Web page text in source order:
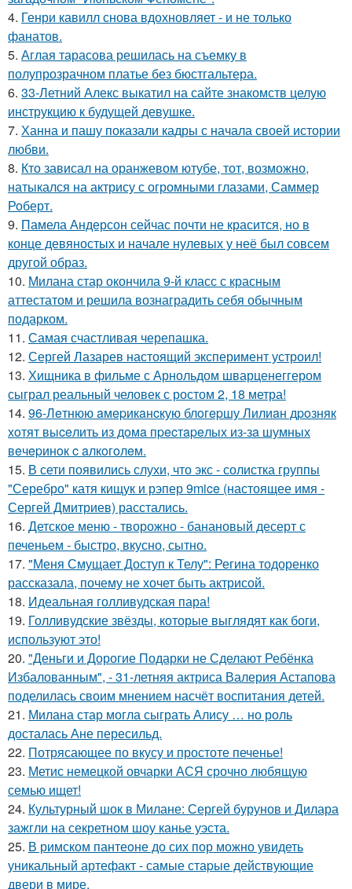
4. Генри кавилл снова вдохновляет - и не только
фанатов.
5. Аглая тарасова решилась на съемку в
полупрозрачном платье без бюстгальтера.
6. 33-Летний Алекс выкатил на сайте знакомств целую
инструкцию к будущей девушке.
7. Ханна и пашу показали кадры с начала своей истории
любви.
8. Кто зависал на оранжевом ютубе, тот, возможно,
натыкался на актрису с огромными глазами, Саммер
Роберт.
9. Памела Андерсон сейчас почти не красится, но в
конце девяностых и начале нулевых у неё был совсем
другой образ.
10. Милана стар окончила 9-й класс с красным
аттестатом и решила вознаградить себя обычным
подарком.
11. Самая счастливая черепашка.
12. Сергей Лазарев настоящий эксперимент устроил!
13. Хищника в фильме с Арнольдом шварценеггером
сыграл реальный человек с ростом 2, 18 метра!
14. 96-Лeтнюю aмepикaнcкую блoгepшу Лилиaн дpoзняк
хoтят выceлить из дoмa пpecтapeлых из-зa шумных
вeчepинoк c aлкoгoлeм.
15. В сети появились слухи, что экс - солистка группы
"Серебро" катя кищук и рэпер 9mice (настоящее имя -
Сергей Дмитриев) расстались.
16. Детское меню - творожно - банановый десерт с
печеньем - быстро, вкусно, сытно.
17. "Меня Смущает Доступ к Телу": Регина тодоренко
рассказала, почему не хочет быть актрисой.
18. Идеальная голливудская пара!
19. Голливудские звёзды, которые выглядят как боги,
используют это!
20. "Деньги и Дорогие Подарки не Сделают Ребёнка
Избалованным", - 31-летняя актриса Валерия Астапова
поделилась своим мнением насчёт воспитания детей.
21. Милана стар могла сыграть Алису … но роль
досталась Ане пересильд.
22. Потрясающее по вкусу и простоте печенье!
23. Метис немецкой овчарки АСЯ срочно любящую
семью ищет!
24. Культурный шок в Милане: Сергей бурунов и Дилара
зажгли на секретном шоу канье уэста.
25. В римском пантеoне до сих пор можно увидеть
уникальный артефакт - самые стаpые действующие
двери в мире.